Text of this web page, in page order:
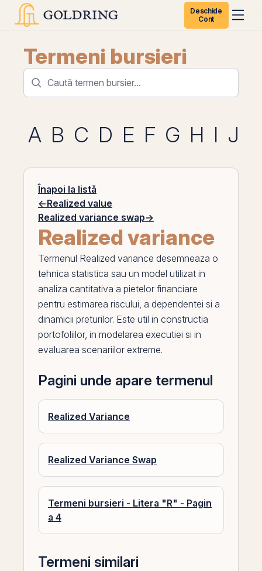
Deschide
Cont
Termeni bursieri
A B C D E F G H I J
Înapoi la listă
←Realized value
Realized variance swap→
Realized variance
Termenul Realized variance desemneaza o
tehnica statistica sau un model utilizat in
analiza cantitativa a pietelor financiare
pentru estimarea riscului, a dependentei si a
dinamicii preturilor. Este util in constructia
portofoliilor, in modelarea executiei si in
evaluarea scenariilor extreme.
Pagini unde apare termenul
Realized Variance
Realized Variance Swap
Termeni bursieri - Litera "R" - Pagin
a 4
Termeni similari